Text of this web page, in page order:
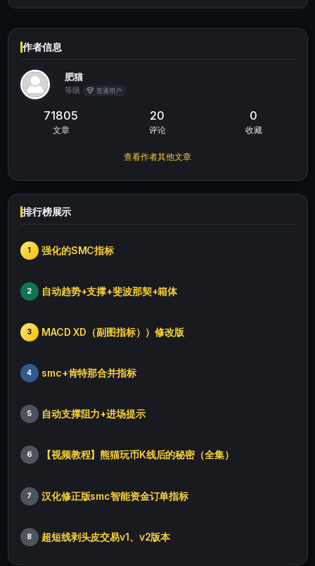
作者信息
肥猫
等级 普通用户
71805
文章
20
评论
0
收藏
查看作者其他文章
排行榜展示
1 强化的SMC指标
2 自动趋势+支撑+斐波那契+箱体
3 MACD XD（副图指标））修改版
4 smc+肯特那合并指标
5 自动支撑阻力+进场提示
6 【视频教程】熊猫玩币K线后的秘密（全集）
7 汉化修正版smc智能资金订单指标
8 超短线剥头皮交易v1、v2版本